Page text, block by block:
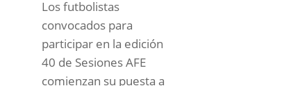
Los futbolistas
convocados para
participar en la edición
40 de Sesiones AFE
comienzan su puesta a